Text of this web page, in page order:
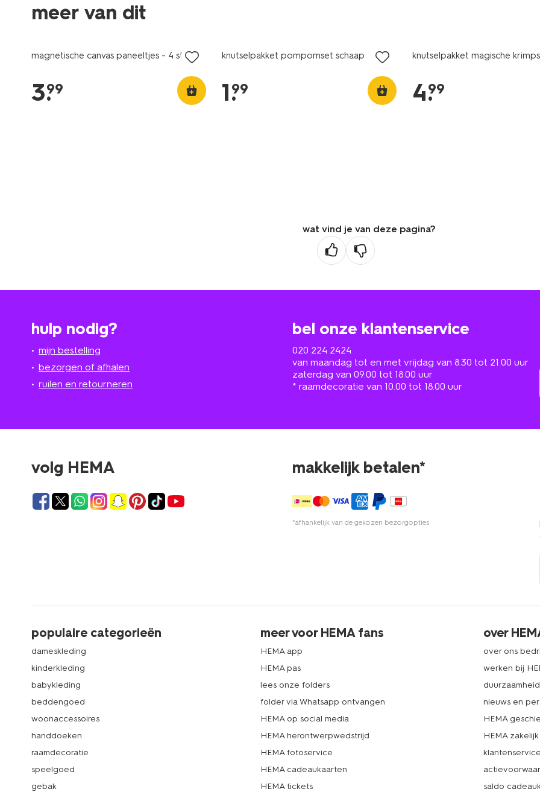
meer van dit
magnetische canvas paneeltjes - 4 stuks
3.
99
knutselpakket pompomset schaap
1.
99
knutselpakket magische
4.
99
wat vind je van deze pagina?
hulp nodig?
mijn bestelling
bezorgen of afhalen
ruilen en retourneren
bel onze klantenservice
020 224 2424
van maandag tot en met vrijdag van 8.30 tot 21.00 uur
zaterdag van 09.00 tot 18.00 uur
* raamdecoratie van 10.00 tot 18.00 uur
volg HEMA makkelijk betalen*
*afhankelijk van de gekozen bezorgopties
populaire categorieën
dameskleding
kinderkleding
babykleding
beddengoed
woonaccessoires
handdoeken
raamdecoratie
speelgoed
gebak
meer voor HEMA fans
HEMA app
HEMA pas
lees onze folders
folder via Whatsapp ontvangen
HEMA op social media
HEMA herontwerpwedstrijd
HEMA fotoservice
HEMA cadeaukaarten
HEMA tickets
over
over ons
werken bij
duurzaamheid
nieuws en
HEMA
HEMA zakelijk
saldo